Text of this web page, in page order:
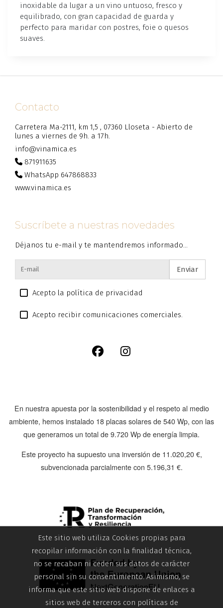
inoxidable da lugar a un vino untuoso, fresco y
equilibrado, con gran capacidad de guarda y
perfecto para maridar con postres, foie o quesos
suaves.
Contacto
Carretera Ma-2111, km 1,5 , 07360 Lloseta - Abierto de
lunes a viernes de 9h. a 17h.
info@vinamica.es
871911635
WhatsApp 647868833
www.vinamica.es
Suscríbete a nuestras novedades
Déjanos tu e-mail y te mantendremos informado...
Enviar
Acepto la política de privacidad
Acepto recibir comunicaciones comerciales.
En nuestra apuesta por la sostenibilidad y el respeto al medio
ambiente, hemos instalado 18 placas solares de 540 Wp, con las
que generamos un total de 9.720 Wp de energía limpia.
Este proyecto ha supuesto una inversión de 11.020,20 €,
subvencionada parcialmente con 5.196,31 €.
Este sitio web utiliza Cookies propias para
recopilar información con la finalidad técnica,
no se recaban ni ceden sus datos de carácter
personal sin su consentimiento. Asimismo, se
informa que este sitio web dispone de enlaces a
sitios web de terceros con políticas de